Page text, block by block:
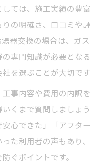
ては、施工実績の豊
の明確さ、口コミや
器交換の場合は、ガ
専門知識が必要とな
を選ぶことが大切です
事内容や費用の内訳
くまで質問しましょ
安心できた」「アフタ
た利用者の声もあり
ぐポイントです。